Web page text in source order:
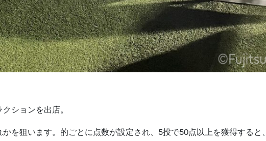
ションを出店。
かを狙います。的ごとに点数が設定され、5投で50点以上を獲得すると、